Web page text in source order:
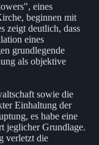
eines
beginnen mit
zeigt deutlich, dass
eines
grundlegende
als objektive
sowie die
Einhaltung der
es habe eine
jeglicher Grundlage.
verletzt die